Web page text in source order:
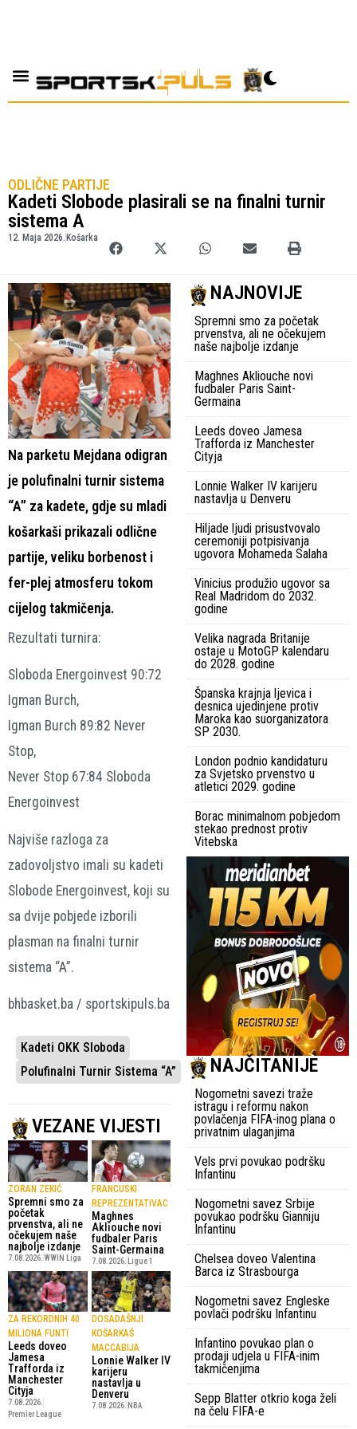
ODLIČNE PARTIJE
Kadeti Slobode plasirali se na finalni turnir
sistema A
12. Maja 2026. Košarka
Na parketu Mejdana odigran
je polufinalni turnir sistema
“A” za kadete, gdje su mladi
košarkaši prikazali odlične
partije, veliku borbenost i
fer-plej atmosferu tokom
cijelog takmičenja.
Rezultati turnira:
Sloboda Energoinvest 90:72
Igman Burch,
Igman Burch 89:82 Never
Stop,
Never Stop 67:84 Sloboda
Energoinvest
Najviše razloga za
zadovoljstvo imali su kadeti
Slobode Energoinvest, koji su
sa dvije pobjede izborili
plasman na finalni turnir
sistema “A”.
bhbasket.ba / sportskipuls.ba
Kadeti OKK Sloboda
Polufinalni Turnir Sistema “A”
VEZANE VIJESTI
ZORAN ZEKIĆ
Spremni smo za
početak
prvenstva, ali ne
očekujem naše
najbolje izdanje
7.08.2026. WWIN Liga
FRANCUSKI
REPREZENTATIVAC
Maghnes
Akliouche novi
fudbaler Paris
Saint-Germaina
7.08.2026. Ligue 1
ZA REKORDNIH 40
MILIONA FUNTI
Leeds doveo
Jamesa
Trafforda iz
Manchester
Cityja
7.08.2026.
Premier League
DOSADAŠNJI
KOŠARKAŠ
MACCABIJA
Lonnie Walker IV
karijeru
nastavlja u
Denveru
7.08.2026. NBA
NAJNOVIJE
Spremni smo za početak
prvenstva, ali ne očekujem
naše najbolje izdanje
Maghnes Akliouche novi
fudbaler Paris Saint-
Germaina
Leeds doveo Jamesa
Trafforda iz Manchester
Cityja
Lonnie Walker IV karijeru
nastavlja u Denveru
Hiljade ljudi prisustvovalo
ceremoniji potpisivanja
ugovora Mohameda Salaha
Vinicius produžio ugovor sa
Real Madridom do 2032.
godine
Velika nagrada Britanije
ostaje u MotoGP kalendaru
do 2028. godine
Španska krajnja ljevica i
desnica ujedinjene protiv
Maroka kao suorganizatora
SP 2030.
London podnio kandidaturu
za Svjetsko prvenstvo u
atletici 2029. godine
Borac minimalnom pobjedom
stekao prednost protiv
Vitebska
NAJČITANIJE
Nogometni savezi traže
istragu i reformu nakon
povlačenja FIFA-inog plana o
privatnim ulaganjima
Vels prvi povukao podršku
Infantinu
Nogometni savez Srbije
povukao podršku Gianniju
Infantinu
Chelsea doveo Valentina
Barca iz Strasbourga
Nogometni savez Engleske
povlači podršku Infantinu
Infantino povukao plan o
prodaji udjela u FIFA-inim
takmičenjima
Sepp Blatter otkrio koga želi
na čelu FIFA-e